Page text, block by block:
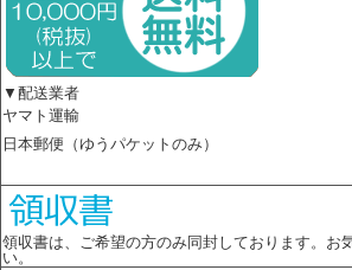
▼配送業者
ヤマト運輸
日本郵便（ゆうパケットのみ）
領収書は、ご希望の方のみ同封しております。お
い。